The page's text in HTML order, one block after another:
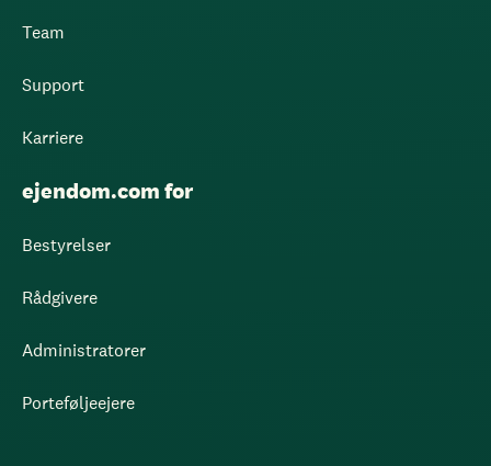
Team
Support
Karriere
ejendom.com for
Bestyrelser
Rådgivere
Administratorer
Porteføljeejere